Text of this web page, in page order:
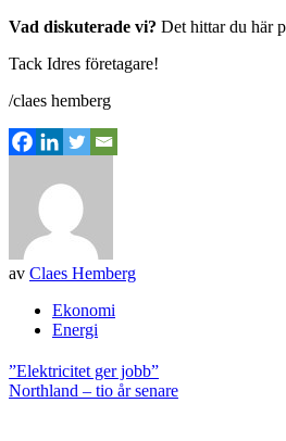
Vad diskuterade vi? Det hittar du här
Tack Idres företagare!
/claes hemberg
av Claes Hemberg
Ekonomi
Energi
Inläggsnavigering
”Elektricitet ger jobb”
Northland – tio år senare